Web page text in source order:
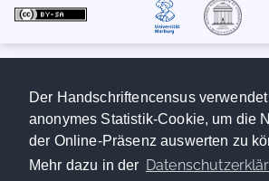
Der Handschriftencensus
anonymes Statistik-Cookie, um die
der Online-Präsenz auswerten zu
Mehr dazu in der